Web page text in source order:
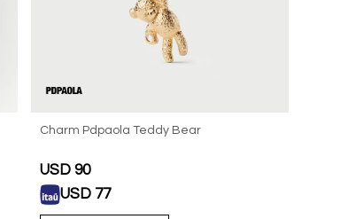
Charm Pdpaola Teddy Bear
USD 90
USD 77